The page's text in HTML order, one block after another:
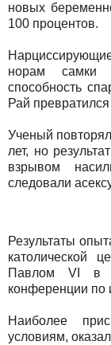
новых
100 процентов.
норам самки
способность
Рай
Ученый
лет, но
взрывом
следовали
Результаты
католической
Павлом VI в
конференции по
Наиболее
условиям,